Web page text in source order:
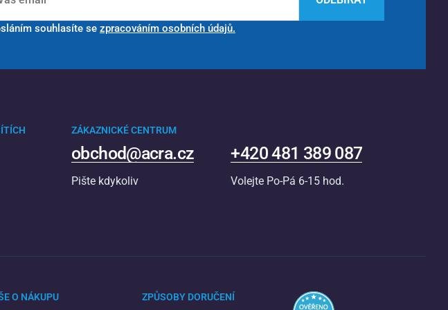
souhlasíte se zpracováním osobních údajů.
ZÁKAZNICKÉ CENTRUM
obchod@acra.cz
Pište kdykoliv
+420 481 389 087
Volejte Po-Pá 6-15 hod.
O NÁKUPU ZPŮSOBY DORUČENÍ